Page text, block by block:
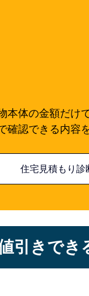
本体の金額だけ
確認できる内容
住宅見積もり
引きでき